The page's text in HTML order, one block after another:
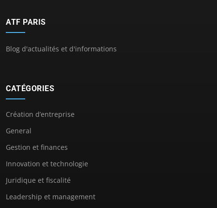
ATF PARIS
Blog d'actualités et d'informations
CATÉGORIES
Création d’entreprise
General
Gestion et finances
Innovation et technologie
Juridique et fiscalité
Leadership et management